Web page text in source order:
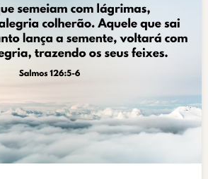
TODAS AS CATEGORIAS